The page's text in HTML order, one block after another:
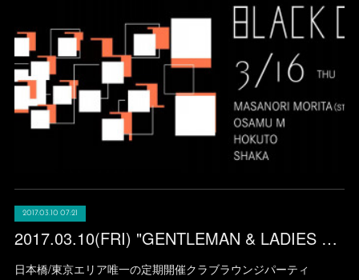
2017.03.10 07:21
2017.03.10(FRI) "GENTLEMAN & LADIES × BACARDÍ 8" at XEX日本橋
日本橋/東京エリア唯一の定期開催クラブラウンジパーティ